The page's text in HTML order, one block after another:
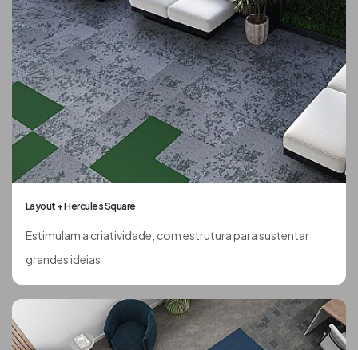
Layout + Hercules Square
Estimulam a criatividade, com estrutura para sustentar
grandes ideias